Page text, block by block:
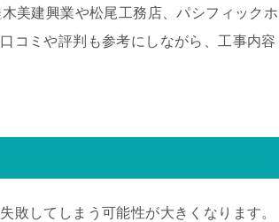
美建興業や松尾工務店、パシフィックホ
コミや評判も参考にしながら、工事内容
敗してしまう可能性が大きくなります。